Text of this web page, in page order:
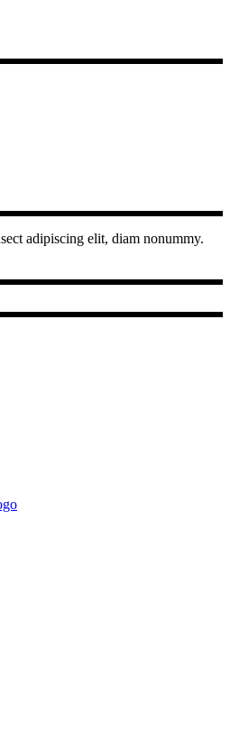
adipiscing elit, diam nonummy.